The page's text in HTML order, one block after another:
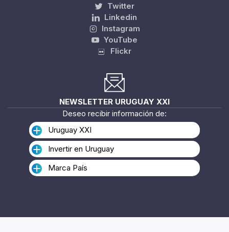
Twitter
Linkedin
Instagram
YouTube
Flickr
NEWSLETTER URUGUAY XXI
Deseo recibir información de:
Uruguay XXI
Invertir en Uruguay
Marca País